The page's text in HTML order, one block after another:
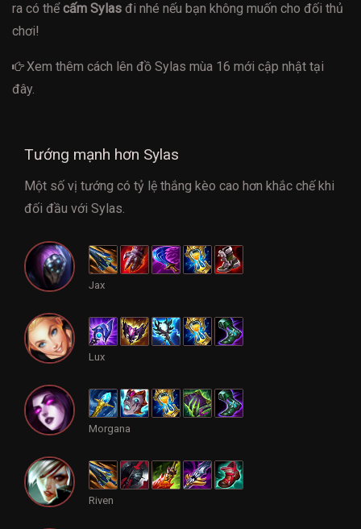
ra có thểcấm Sylas đi nhé nếu bạn không muốn cho đối thủ
chơi!
Xem thêm cách lên đồ Sylas mùa 16 mới cập nhật tại
đây.
Tướng mạnh hơn Sylas
Một số vị tướng có tỷ lệ thắng kèo cao hơn khắc chế khi
đối đầu với Sylas.
Jax
Lux
Morgana
Riven